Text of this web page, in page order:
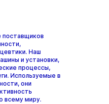
поставщиков
Наш
и установки,
процессы,
Используемые в
они
всему миру.